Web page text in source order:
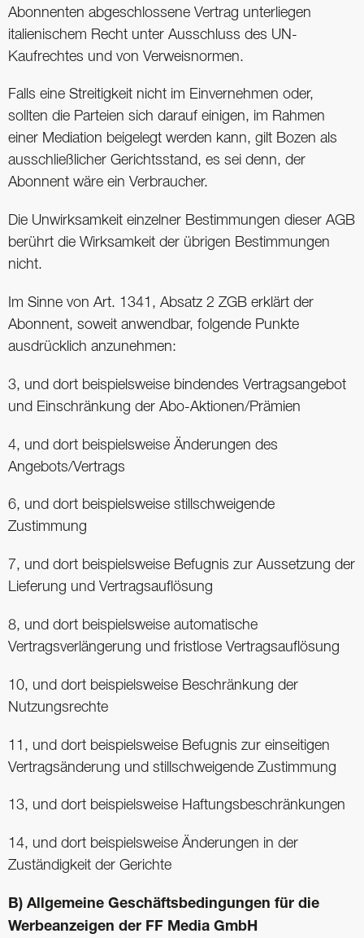
Abonnenten abgeschlossene Vertrag unterliegen
italienischem Recht unter Ausschluss des UN-
Kaufrechtes und von Verweisnormen.
Falls eine Streitigkeit nicht im Einvernehmen oder,
sollten die Parteien sich darauf einigen, im Rahmen
einer Mediation beigelegt werden kann, gilt Bozen als
ausschließlicher Gerichtsstand, es sei denn, der
Abonnent wäre ein Verbraucher.
Die Unwirksamkeit einzelner Bestimmungen dieser AGB
berührt die Wirksamkeit der übrigen Bestimmungen
nicht.
Im Sinne von Art. 1341, Absatz 2 ZGB erklärt der
Abonnent, soweit anwendbar, folgende Punkte
ausdrücklich anzunehmen:
3, und dort beispielsweise bindendes Vertragsangebot
und Einschränkung der Abo-Aktionen/Prämien
4, und dort beispielsweise Änderungen des
Angebots/Vertrags
6, und dort beispielsweise stillschweigende
Zustimmung
7, und dort beispielsweise Befugnis zur Aussetzung der
Lieferung und Vertragsauflösung
8, und dort beispielsweise automatische
Vertragsverlängerung und fristlose Vertragsauflösung
10, und dort beispielsweise Beschränkung der
Nutzungsrechte
11, und dort beispielsweise Befugnis zur einseitigen
Vertragsänderung und stillschweigende Zustimmung
13, und dort beispielsweise Haftungsbeschränkungen
14, und dort beispielsweise Änderungen in der
Zuständigkeit der Gerichte
B) Allgemeine Geschäftsbedingungen für die
Werbeanzeigen der FF Media GmbH